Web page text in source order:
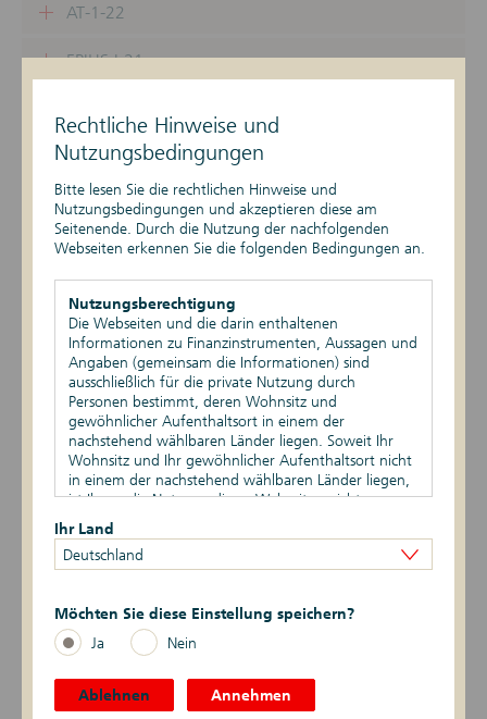
Rechtliche Hinweise und
Nutzungsbedingungen
Bitte lesen Sie die rechtlichen Hinweise und
Nutzungsbedingungen und akzeptieren diese am
Seitenende. Durch die Nutzung der nachfolgenden
Webseiten erkennen Sie die folgenden Bedingungen an.
Nutzungsberechtigung
Die Webseiten und die darin enthaltenen
Informationen zu Finanzinstrumenten, Aussagen und
Angaben (gemeinsam die Informationen) sind
ausschließlich für die private Nutzung durch
Personen bestimmt, deren Wohnsitz und
gewöhnlicher Aufenthaltsort in einem der
nachstehend wählbaren Länder liegen. Soweit Ihr
Wohnsitz und Ihr gewöhnlicher Aufenthaltsort nicht
in einem der nachstehend wählbaren Länder liegen,
ist Ihnen die Nutzung dieser Webseiten nicht
gestattet. Durch die Nutzung dieser Webseiten
bestätigen Sie, dass Ihr Wohnsitz und gewöhnlicher
Aufenthaltsort in einem der nachstehend wählbaren
Vertriebsbeschränkungen
Die auf den Webseiten enthaltenen Informationen
dürfen nicht außerhalb der eines oder mehrerer der
nachstehend wählbaren Länder verbreitet werden.
Auf die besonderen Verkaufsbeschränkungen in den
verschiedenen Ländern wird hingewiesen.
Ihr Land
Deutschland
Möchten Sie diese Einstellung speichern?
Ja
Nein
Ablehnen Annehmen
AT-1-22
EPIHS-I-21
DIP21
EPIHS-II-21
EPBSV-II-21
DIP20
EPBSV-I-20
EPIHS-I-20
EPIHS-II-19
EPBSV-II-19
DIP19
EPBSV-I-18
DIP18